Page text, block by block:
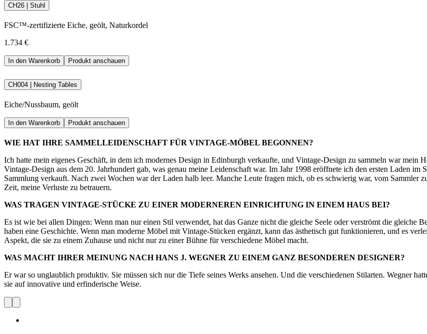
CH26 | Stuhl
FSC™-zertifizierte Eiche, geölt, Naturkordel
1.734 €
In den Warenkorb Produkt anschauen
CH004 | Nesting Tables
Eiche/Nussbaum, geölt
In den Warenkorb Produkt anschauen
WIE HAT IHRE SAMMELLEIDENSCHAFT FÜR VINTAGE-MÖBEL BEGONNEN?
Ich hatte mein eigenes Geschäft, in dem ich modernes Design in Edinburgh verkaufte, und Vintage-Design zu sammeln war mein
Vintage-Design aus dem 20. Jahrhundert gab, was genau meine Leidenschaft war. Im Jahr 1998 eröffnete ich den ersten Laden
Sammlung verkauft. Nach zwei Wochen war der Laden halb leer. Manche Leute fragen mich, ob es schwierig war, vom
Zeit, meine Verluste zu betrauern.
WAS TRAGEN VINTAGE-STÜCKE ZU EINER MODERNEREN EINRICHTUNG IN EINEM HAUS BEI?
Es ist wie bei allen Dingen: Wenn man nur einen Stil verwendet, hat das Ganze nicht die gleiche Seele oder verströmt die gleiche
haben eine Geschichte. Wenn man moderne Möbel mit Vintage-Stücken ergänzt, kann das ästhetisch gut funktionieren, und es
Aspekt, die sie zu einem Zuhause und nicht nur zu einer Bühne für verschiedene Möbel macht.
WAS MACHT IHRER MEINUNG NACH HANS J. WEGNER ZU EINEM GANZ BESONDEREN DESIGNER?
Er war so unglaublich produktiv. Sie müssen sich nur die Tiefe seines Werks ansehen. Und die verschiedenen Stilarten. Wegner
sie auf innovative und erfinderische Weise.